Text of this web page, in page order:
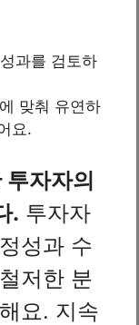
과를 검토하
맞춰 유연하
요.
자자의
. 투자자
성과 수
저한 분
요. 지속